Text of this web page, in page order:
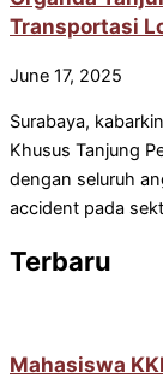
Transportasi
June 17, 2025
Surabaya,
Khusus Tanjung
dengan seluruh
accident pada
Terbaru
Mahasiswa